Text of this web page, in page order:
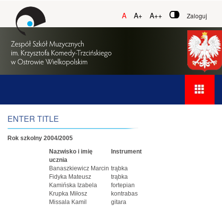
A A+ A++ Zaloguj
ENTER TITLE
Rok szkolny 2004/2005
Nazwisko i imię
ucznia
Instrument
Banaszkiewicz Marcin trąbka
Fidyka Mateusz
trąbka
Kamińska Izabela
fortepian
Krupka Miłosz
kontrabas
Missala Kamil
gitara